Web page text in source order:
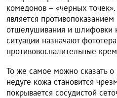
комедонов – «черных
является
отшелушивания и шлифовки
ситуации назначают
противовоспалительные
То же самое можно сказать
недуге кожа становится
покрывается сосудистой